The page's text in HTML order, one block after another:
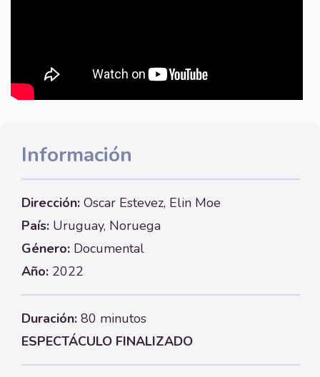
Información
Dirección: Oscar Estevez, Elin Moe
País: Uruguay, Noruega
Género: Documental
Año: 2022
Duración: 80 minutos
ESPECTÁCULO FINALIZADO